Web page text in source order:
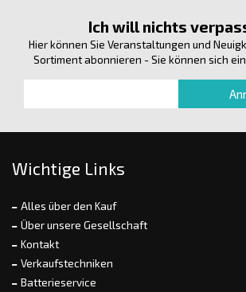
Ich will nichts
Hier können Sie Veranstaltungen und
Sortiment abonnieren - Sie können sich
Wichtige Links
Alles über den Kauf
Über unsere Gesellschaft
Kontakt
Verkaufstechniken
Batterieservice